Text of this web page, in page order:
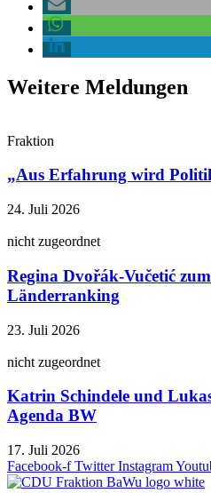
Weitere Meldungen
Fraktion
„Aus Erfahrung wird
24. Juli 2026
nicht zugeordnet
Regina Dvořák-Vučetić
Länderranking
23. Juli 2026
nicht zugeordnet
Katrin Schindele und
Agenda BW
17. Juli 2026
Facebook-f Twitter Instagram